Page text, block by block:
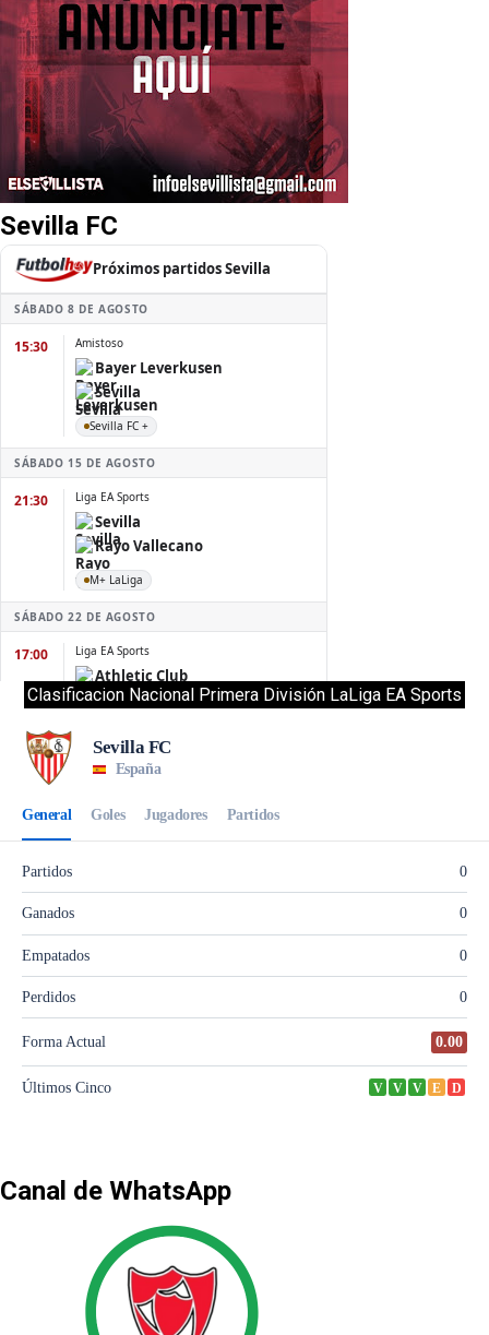
Sevilla FC
Clasificacion Nacional Primera División LaLiga EA Sports
Canal de WhatsApp